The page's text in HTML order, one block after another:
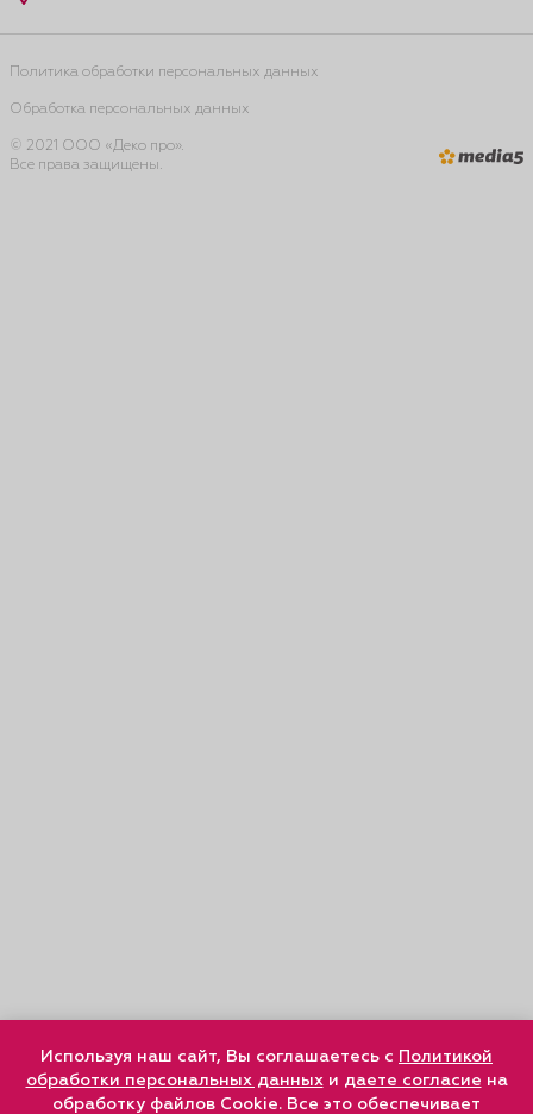
Политика обработки персональных данных
Обработка персональных данных
© 2021 ООО «Деко про».
Все права защищены.
Используя наш сайт, Вы соглашаетесь с Политикой
обработки персональных данныхи даете согласие на
обработку файлов Cookie. Все это обеспечивает